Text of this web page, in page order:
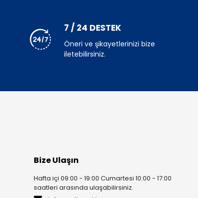
7 / 24 DESTEK
Öneri ve şikayetlerinizi bize
iletebilirsiniz.
Bize Ulaşın
Hafta içi 09:00 - 19:00 Cumartesi 10:00 - 17:00
saatleri arasında ulaşabilirsiniz.